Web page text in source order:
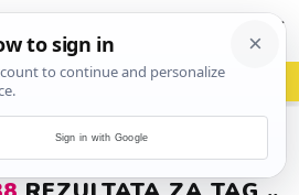
vrh! woot?!
Sign in with Google